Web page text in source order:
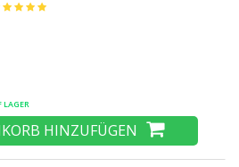
LAGER
HINZUFÜGEN